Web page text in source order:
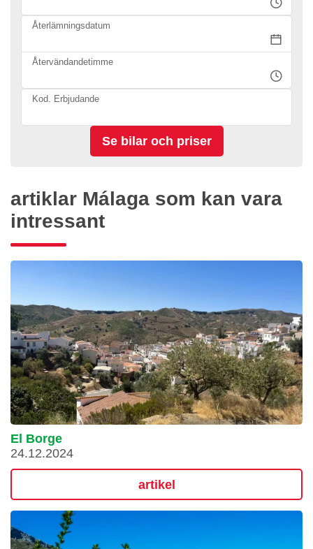
Återlämningsdatum
Återvändandetimme
Kod. Erbjudande
artiklar Málaga som kan vara
intressant
El Borge
24.12.2024
artikel